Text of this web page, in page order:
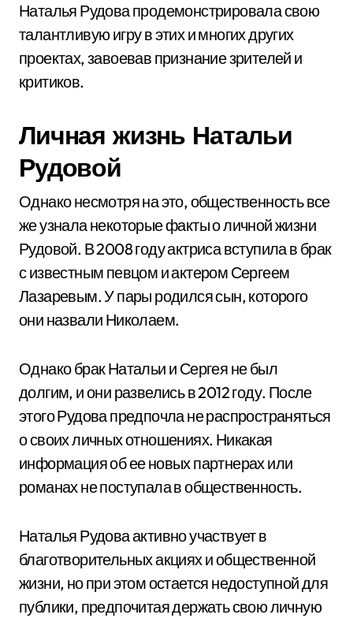
Наталья Рудова продемонстрировала свою
талантливую игру в этих и многих других
проектах, завоевав признание зрителей и
критиков.
Личная жизнь Натальи
Рудовой
Однако несмотря на это, общественность все
же узнала некоторые факты о личной жизни
Рудовой. В 2008 году актриса вступила в брак
с известным певцом и актером Сергеем
Лазаревым. У пары родился сын, которого
они назвали Николаем.
Однако брак Натальи и Сергея не был
долгим, и они развелись в 2012 году. После
этого Рудова предпочла не распространяться
о своих личных отношениях. Никакая
информация об ее новых партнерах или
романах не поступала в общественность.
Наталья Рудова активно участвует в
благотворительных акциях и общественной
жизни, но при этом остается недоступной для
публики, предпочитая держать свою личную